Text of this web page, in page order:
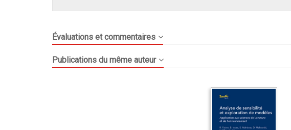
Évaluations et commentaires
Publications du même auteur